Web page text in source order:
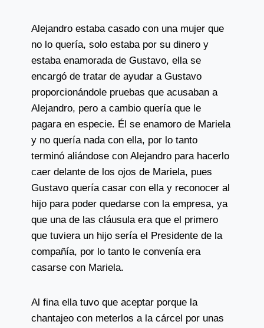
Alejandro estaba casado con una mujer que
no lo quería, solo estaba por su dinero y
estaba enamorada de Gustavo, ella se
encargó de tratar de ayudar a Gustavo
proporcionándole pruebas que acusaban a
Alejandro, pero a cambio quería que le
pagara en especie. Él se enamoro de Mariela
y no quería nada con ella, por lo tanto
terminó aliándose con Alejandro para hacerlo
caer delante de los ojos de Mariela, pues
Gustavo quería casar con ella y reconocer al
hijo para poder quedarse con la empresa, ya
que una de las cláusula era que el primero
que tuviera un hijo sería el Presidente de la
compañía, por lo tanto le convenía era
casarse con Mariela.
Al fina ella tuvo que aceptar porque la
chantajeo con meterlos a la cárcel por unas